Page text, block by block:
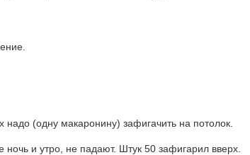
надо (одну макаронину) зафигачить на потолок.
и утро, не падают. Штук 50 зафигарил вверх.